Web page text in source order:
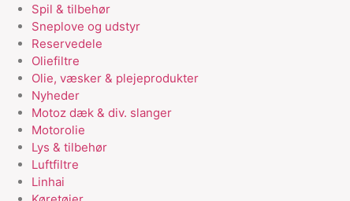
Spil & tilbehør
Sneplove og udstyr
Reservedele
Oliefiltre
Olie, væsker & plejeprodukter
Nyheder
Motoz dæk & div. slanger
Motorolie
Lys & tilbehør
Luftfiltre
Linhai